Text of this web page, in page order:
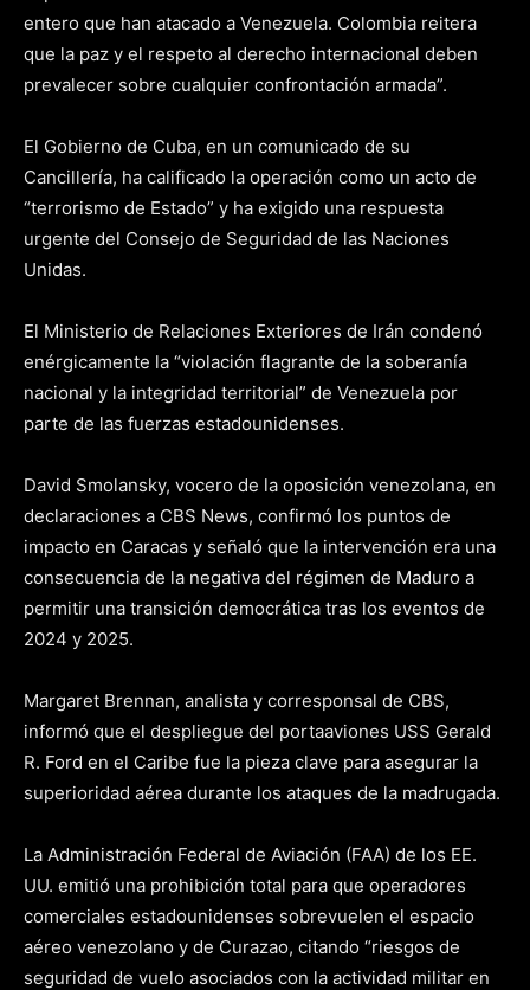
entero que han atacado a Venezuela. Colombia reitera
que la paz y el respeto al derecho internacional deben
prevalecer sobre cualquier confrontación armada”.
El Gobierno de Cuba, en un comunicado de su
Cancillería, ha calificado la operación como un acto de
“terrorismo de Estado” y ha exigido una respuesta
urgente del Consejo de Seguridad de las Naciones
Unidas.
El Ministerio de Relaciones Exteriores de Irán condenó
enérgicamente la “violación flagrante de la soberanía
nacional y la integridad territorial” de Venezuela por
parte de las fuerzas estadounidenses.
David Smolansky, vocero de la oposición venezolana, en
declaraciones a CBS News, confirmó los puntos de
impacto en Caracas y señaló que la intervención era una
consecuencia de la negativa del régimen de Maduro a
permitir una transición democrática tras los eventos de
2024 y 2025.
Margaret Brennan, analista y corresponsal de CBS,
informó que el despliegue del portaaviones USS Gerald
R. Ford en el Caribe fue la pieza clave para asegurar la
superioridad aérea durante los ataques de la madrugada.
La Administración Federal de Aviación (FAA) de los EE.
UU. emitió una prohibición total para que operadores
comerciales estadounidenses sobrevuelen el espacio
aéreo venezolano y de Curazao, citando “riesgos de
seguridad de vuelo asociados con la actividad militar en